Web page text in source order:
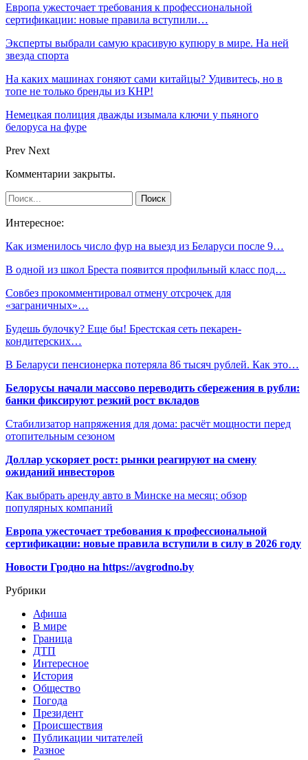
Европа ужесточает требования к профессиональной
сертификации: новые правила вступили…
Эксперты выбрали самую красивую купюру в мире. На ней
звезда спорта
На каких машинах гоняют сами китайцы? Удивитесь, но в
топе не только бренды из КНР!
Немецкая полиция дважды изымала ключи у пьяного
белоруса на фуре
Prev Next
Комментарии закрыты.
Интересное:
Как изменилось число фур на выезд из Беларуси после 9…
В одной из школ Бреста появится профильный класс под…
Совбез прокомментировал отмену отсрочек для
«заграничных»…
Будешь булочку? Еще бы! Брестская сеть пекарен-
кондитерских…
В Беларуси пенсионерка потеряла 86 тысяч рублей. Как это…
Белорусы начали массово переводить сбережения в рубли:
банки фиксируют резкий рост вкладов
Стабилизатор напряжения для дома: расчёт мощности перед
отопительным сезоном
Доллар ускоряет рост: рынки реагируют на смену
ожиданий инвесторов
Как выбрать аренду авто в Минске на месяц: обзор
популярных компаний
Европа ужесточает требования к профессиональной
сертификации: новые правила вступили в силу в 2026 году
Новости Гродно на https://avgrodno.by
Рубрики
Афиша
В мире
Граница
ДТП
Интересное
История
Общество
Погода
Президент
Происшествия
Публикации читателей
Разное